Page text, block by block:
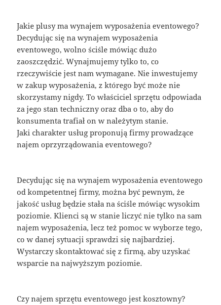
Jakie plusy ma wynajem wyposażenia eventowego?
Decydując się na wynajem wyposażenia
eventowego, wolno ściśle mówiąc dużo
zaoszczędzić. Wynajmujemy tylko to, co
rzeczywiście jest nam wymagane. Nie inwestujemy
w zakup wyposażenia, z którego być może nie
skorzystamy nigdy. To właściciel sprzętu odpowiada
za jego stan techniczny oraz dba o to, aby do
konsumenta trafiał on w należytym stanie.
Jaki charakter usług proponują firmy prowadzące
najem oprzyrządowania eventowego?
Decydując się na wynajem wyposażenia eventowego
od kompetentnej firmy, można być pewnym, że
jakość usług będzie stała na ściśle mówiąc wysokim
poziomie. Klienci są w stanie liczyć nie tylko na sam
najem wyposażenia, lecz też pomoc w wyborze tego,
co w danej sytuacji sprawdzi się najbardziej.
Wystarczy skontaktować się z firmą, aby uzyskać
wsparcie na najwyższym poziomie.
Czy najem sprzętu eventowego jest kosztowny?